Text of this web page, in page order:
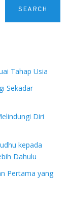
SEARCH
Tahap Usia
Sekadar
Diri
kepada
Dahulu
Pertama yang